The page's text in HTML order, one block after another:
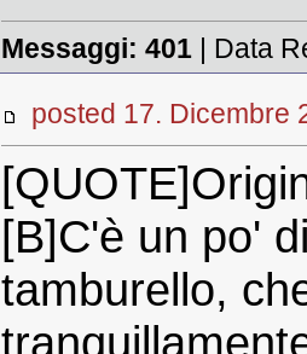
Messaggi: 401 | Data
posted 17.
[B]C'è un po'
tamburello,